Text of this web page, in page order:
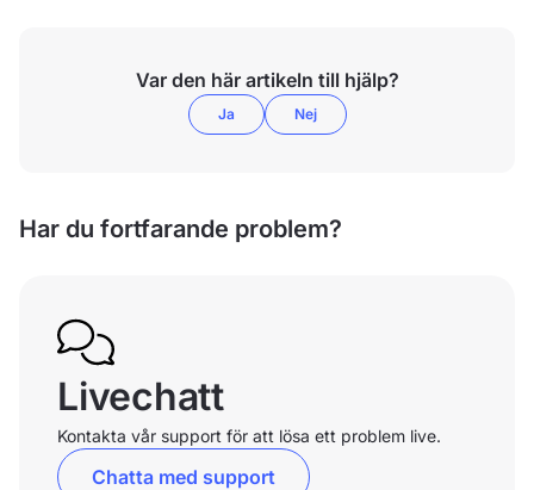
Var den här artikeln till hjälp?
Ja Nej
Har du fortfarande problem?
Livechatt
Kontakta vår support för att lösa ett problem live.
Chatta med support